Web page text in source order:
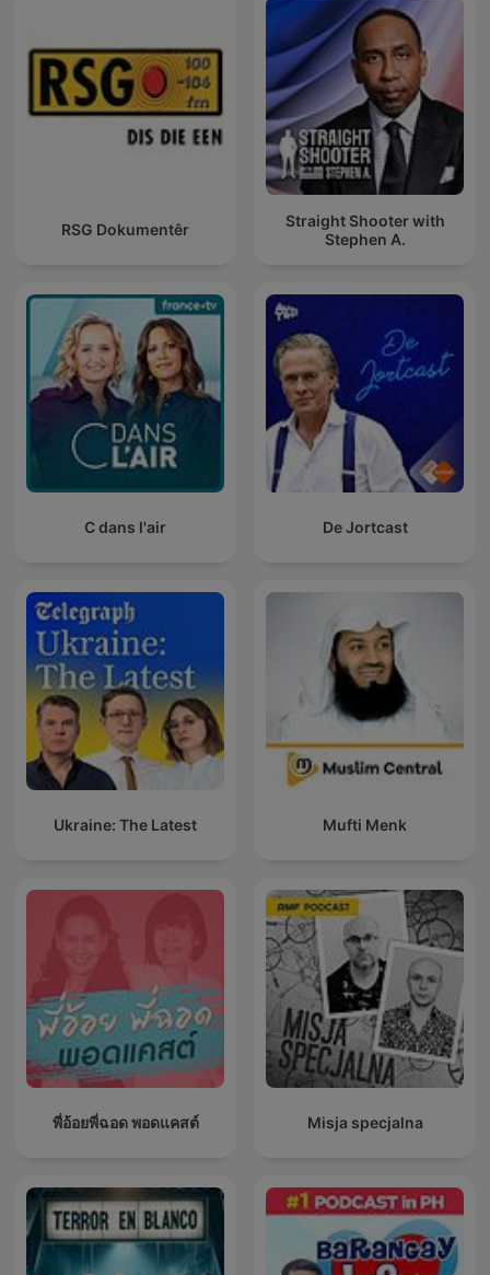
RSG Dokumentêr
Straight Shooter with
Stephen A.
C dans l'air De Jortcast
Ukraine: The Latest Mufti Menk
พี่อ้อยพี่ฉอด พอดแคสต์ Misja specjalna